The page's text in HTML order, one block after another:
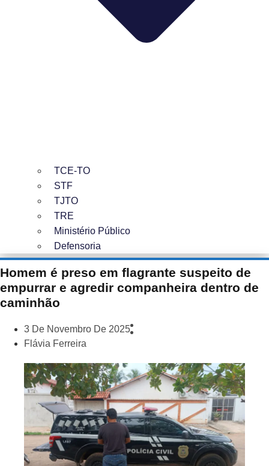
TCE-TO
STF
TJTO
TRE
Ministério Público
Defensoria
Homem é preso em flagrante suspeito de
empurrar e agredir companheira dentro de
caminhão
3 De Novembro De 2025
Flávia Ferreira